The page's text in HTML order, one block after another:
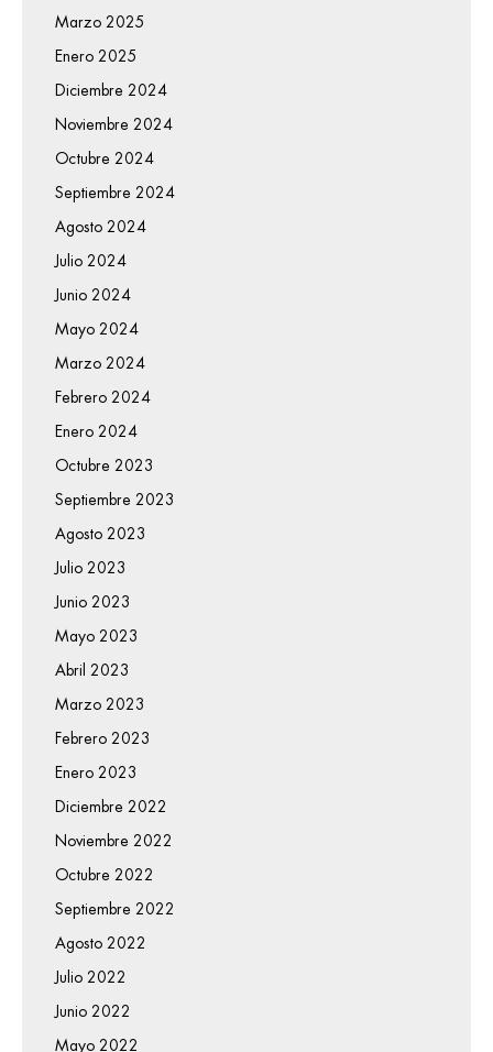
Marzo 2025
Enero 2025
Diciembre 2024
Noviembre 2024
Octubre 2024
Septiembre 2024
Agosto 2024
Julio 2024
Junio 2024
Mayo 2024
Marzo 2024
Febrero 2024
Enero 2024
Octubre 2023
Septiembre 2023
Agosto 2023
Julio 2023
Junio 2023
Mayo 2023
Abril 2023
Marzo 2023
Febrero 2023
Enero 2023
Diciembre 2022
Noviembre 2022
Octubre 2022
Septiembre 2022
Agosto 2022
Julio 2022
Junio 2022
Mayo 2022